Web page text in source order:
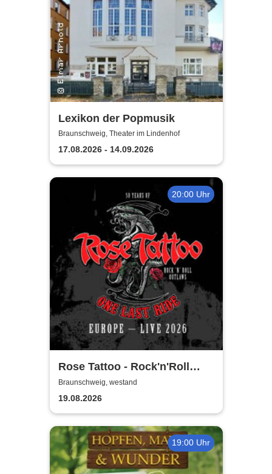
Lexikon der Popmusik
Braunschweig, Theater im Lindenhof
17.08.2026 - 14.09.2026
20:00 Uhr
Rose Tattoo - Rock'n'Roll
Outlaws – One Last Ride
Braunschweig, westand
19.08.2026
19:00 Uhr